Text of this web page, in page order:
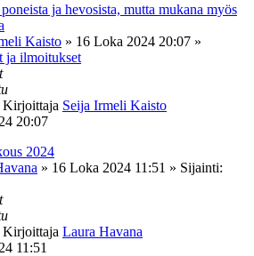
ja hevosista, mutta mukana myös
Kaisto » 16 Loka 2024 20:07 »
ja ilmoitukset
Kirjoittaja Seija Irmeli Kaisto
20:07
2024
» 16 Loka 2024 11:51 » Sijainti:
Kirjoittaja Laura Havana
11:51